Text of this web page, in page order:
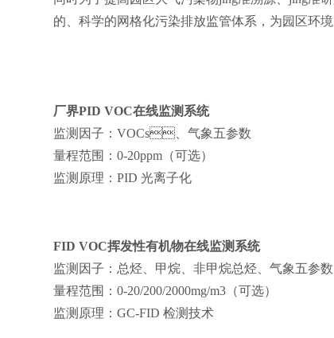
的、科学的网格化污染排放监管体系，为园区环
厂界PID VOC在线监测系统
监测因子：VOCs、气象五参数
量程范围：0-20ppm （可选）
监测原理：PID光离子化
FID VOC挥发性有机物在线监测系统
监测因子：总烃、甲烷、非甲烷总烃、气象五参数
量程范围：0-20/200/2000mg/m3 （可选）
监测原理：GC-FID检测技术